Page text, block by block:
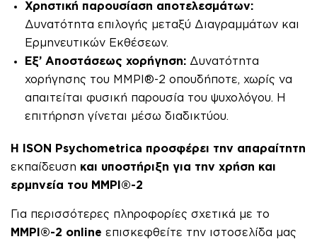
Χρηστική παρουσίαση αποτελεσμάτων:
Δυνατότητα επιλογής μεταξύ Διαγραμμάτων και
Ερμηνευτικών Εκθέσεων.
Εξ’ Αποστάσεως χορήγηση: Δυνατότητα
χορήγησης του MMPI®-2 οπουδήποτε, χωρίς να
απαιτείται φυσική παρουσία του ψυχολόγου. Η
επιτήρηση γίνεται μέσω διαδικτύου.
Η ISON Psychometrica προσφέρει την απαραίτητη
εκπαίδευση και υποστήριξη για την χρήση και
ερμηνεία του MMPI®-2
Για περισσότερες πληροφορίες σχετικά με το
MMPI®-2 online επισκεφθείτε την ιστοσελίδα μας